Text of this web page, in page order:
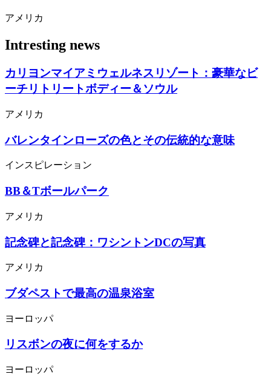
アメリカ
Intresting news
カリヨンマイアミウェルネスリゾート：豪華なビ
ーチリトリートボディー＆ソウル
アメリカ
バレンタインローズの色とその伝統的な意味
インスピレーション
BB＆Tボールパーク
アメリカ
記念碑と記念碑：ワシントンDCの写真
アメリカ
ブダペストで最高の温泉浴室
ヨーロッパ
リスボンの夜に何をするか
ヨーロッパ